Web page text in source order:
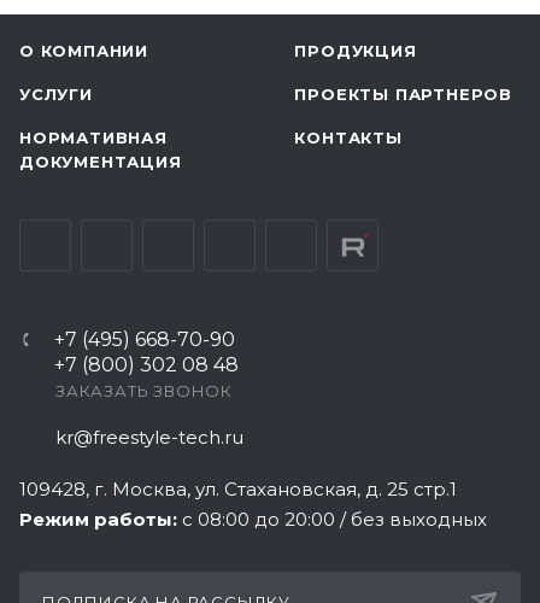
О КОМПАНИИ ПРОДУКЦИЯ
УСЛУГИ ПРОЕКТЫ ПАРТНЕРОВ
НОРМАТИВНАЯ
ДОКУМЕНТАЦИЯ
КОНТАКТЫ
+7 (495) 668-70-90
+7 (800) 302 08 48
ЗАКАЗАТЬ ЗВОНОК
kr@freestyle-tech.ru
109428, г. Москва, ул. Стахановская, д. 25 стр.1
Режим работы: с 08:00 до 20:00 / без выходных